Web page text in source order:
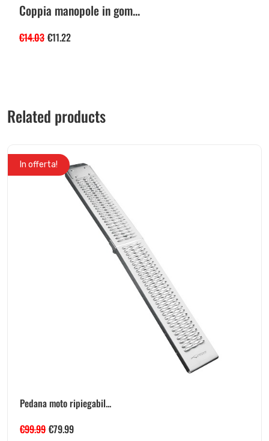
Coppia manopole in gom...
€14.03 €11.22
Related products
In offerta!
Pedana moto ripiegabil...
€99.99 €79.99